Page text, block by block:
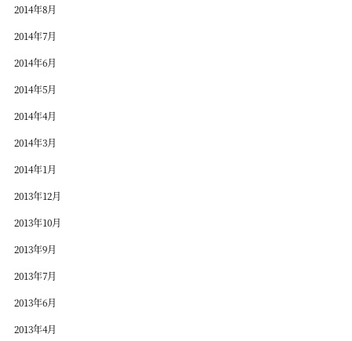
2014年8月
2014年7月
2014年6月
2014年5月
2014年4月
2014年3月
2014年1月
2013年12月
2013年10月
2013年9月
2013年7月
2013年6月
2013年4月